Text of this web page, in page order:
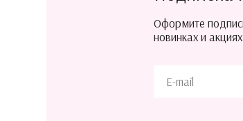
Оформите
новинках и акциях